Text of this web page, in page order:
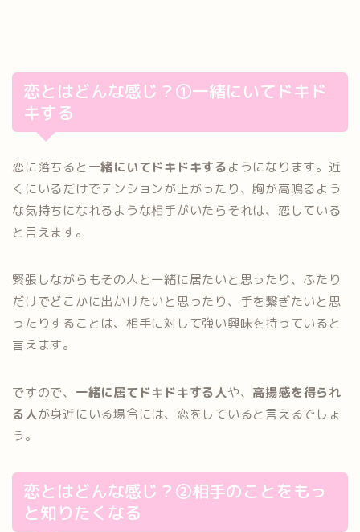
恋とはどんな感じ？①一緒にいてドキド
キする
恋に落ちると 一緒にいてドキドキするようになります。近
くにいるだけでテンションが上がったり、胸が高鳴るよう
な気持ちになれるような相手がいたらそれは、恋している
と言えます。
緊張しながらもその人と一緒に居たいと思ったり、ふたり
だけでどこかに出かけたいと思ったり、手を繋ぎたいと思
ったりすることは、相手に対して強い興味を持っていると
言えます。
ですので、 一緒に居てドキドキする人や、 高揚感を得られ
る人が身近にいる場合には、恋をしていると言えるでしょ
う。
恋とはどんな感じ？②相手のことをもっ
と知りたくなる